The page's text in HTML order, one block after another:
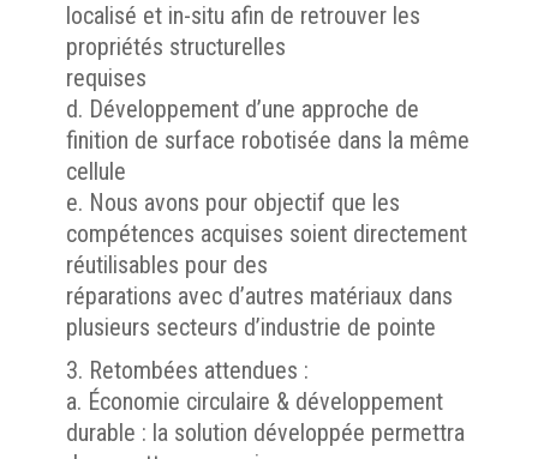
localisé et in-situ afin de retrouver les
propriétés structurelles
requises
d. Développement d’une approche de
finition de surface robotisée dans la même
cellule
e. Nous avons pour objectif que les
compétences acquises soient directement
réutilisables pour des
réparations avec d’autres matériaux dans
plusieurs secteurs d’industrie de pointe
Retombées attendues :
a. Économie circulaire & développement
durable : la solution développée permettra